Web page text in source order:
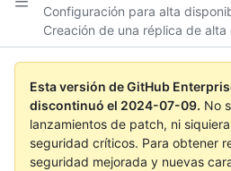
Configuración para alta
Creación de una réplica de
Esta versión de GitHub
discontinuó el 2024-07-09. No
lanzamientos de patch, ni
seguridad críticos. Para obtener
seguridad mejorada y nuevas